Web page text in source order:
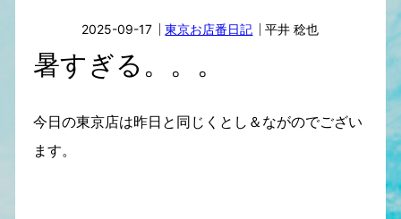
2025-09-17 東京お店番日記 平井 稔也
暑すぎる。。。
今日の東京店は昨日と同じくとし＆ながのでござい
ます。